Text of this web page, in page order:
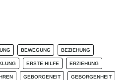
BEWEGUNG BEZIEHUNG
ERSTE HILFE ERZIEHUNG
GEBORGENEIT GEBORGENHEIT